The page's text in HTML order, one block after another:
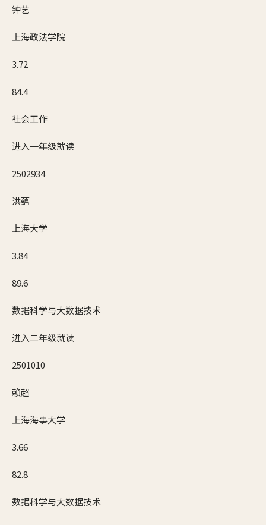
钟艺
上海政法学院
3.72
84.4
社会工作
进入一年级就读
2502934
洪蕴
上海大学
3.84
89.6
数据科学与大数据技术
进入二年级就读
2501010
赖超
上海海事大学
3.66
82.8
数据科学与大数据技术